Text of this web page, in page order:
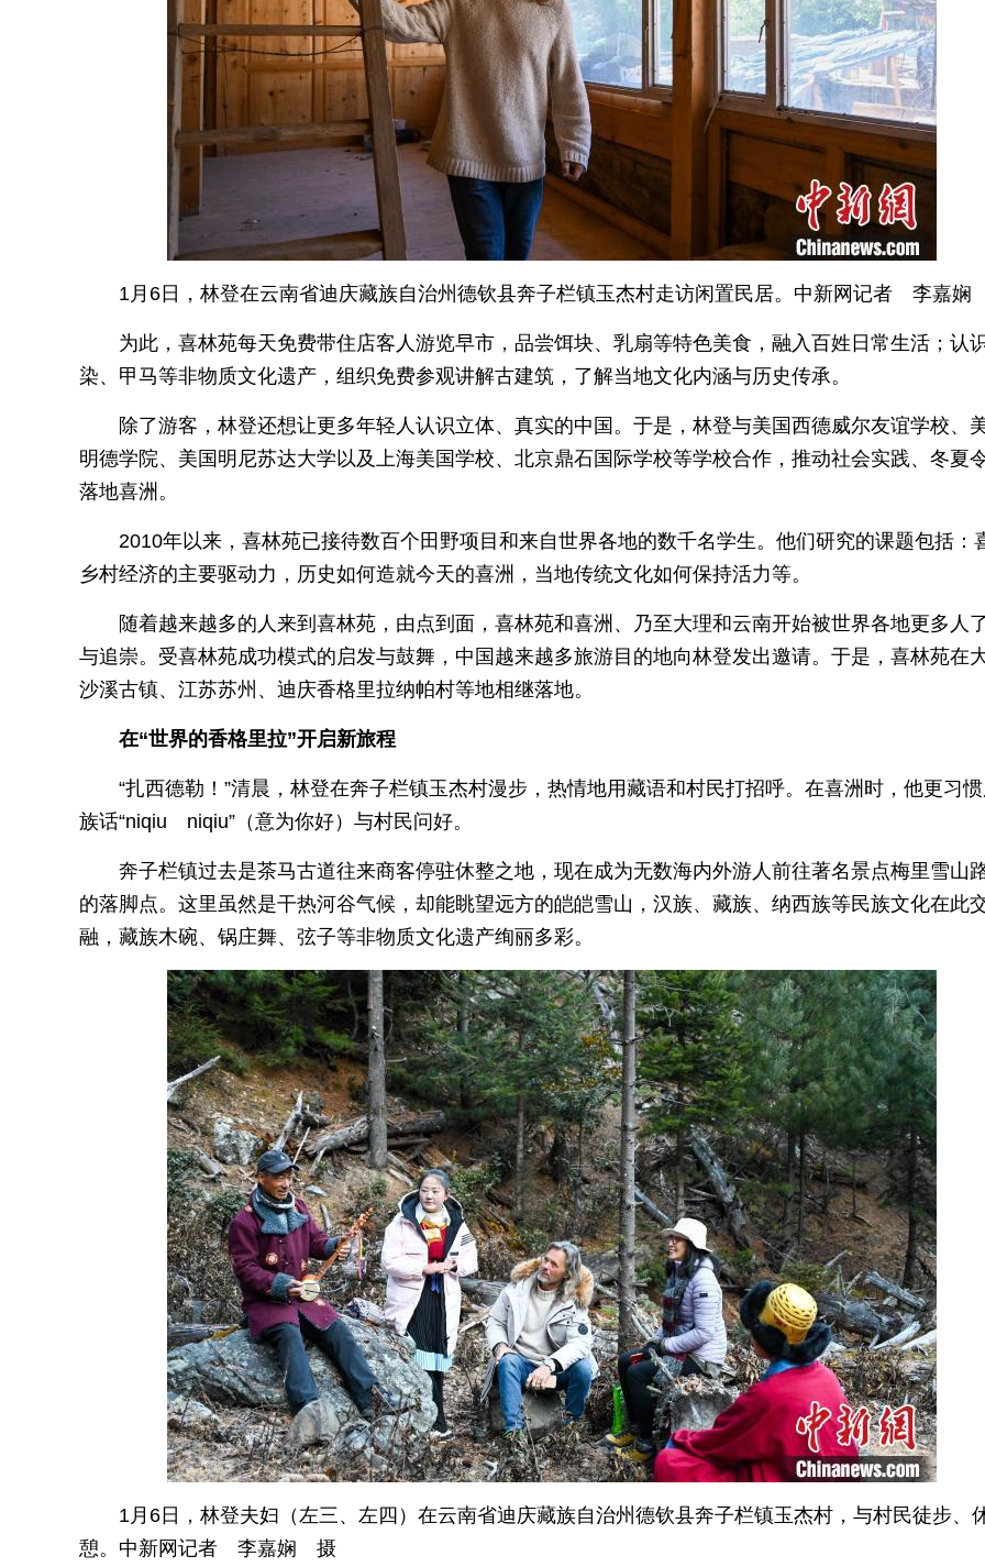
1月6日，林登在云南省迪庆藏族自治州德钦县奔子栏镇玉杰村走访闲置民居。中新网记者 李嘉
为此，喜林苑每天免费带住店客人游览早市，品尝饵块、乳扇等特色美食，融入百姓日常生活；认
染、甲马等非物质文化遗产，组织免费参观讲解古建筑，了解当地文化内涵与历史传承。
除了游客，林登还想让更多年轻人认识立体、真实的中国。于是，林登与美国西德威尔友谊学校、
明德学院、美国明尼苏达大学以及上海美国学校、北京鼎石国际学校等学校合作，推动社会实践、冬夏
落地喜洲。
2010年以来，喜林苑已接待数百个田野项目和来自世界各地的数千名学生。他们研究的课题包括：
乡村经济的主要驱动力，历史如何造就今天的喜洲，当地传统文化如何保持活力等。
随着越来越多的人来到喜林苑，由点到面，喜林苑和喜洲、乃至大理和云南开始被世界各地更多人
与追崇。受喜林苑成功模式的启发与鼓舞，中国越来越多旅游目的地向林登发出邀请。于是，喜林苑在
沙溪古镇、江苏苏州、迪庆香格里拉纳帕村等地相继落地。
在“世界的香格里拉”开启新旅程
“扎西德勒！”清晨，林登在奔子栏镇玉杰村漫步，热情地用藏语和村民打招呼。在喜洲时，他更习惯
族话“niqiu niqiu”（意为你好）与村民问好。
奔子栏镇过去是茶马古道往来商客停驻休整之地，现在成为无数海内外游人前往著名景点梅里雪山
的落脚点。这里虽然是干热河谷气候，却能眺望远方的皑皑雪山，汉族、藏族、纳西族等民族文化在此
融，藏族木碗、锅庄舞、弦子等非物质文化遗产绚丽多彩。
1月6日，林登夫妇（左三、左四）在云南省迪庆藏族自治州德钦县奔子栏镇玉杰村，与村民徒步、
憩。中新网记者 李嘉娴 摄